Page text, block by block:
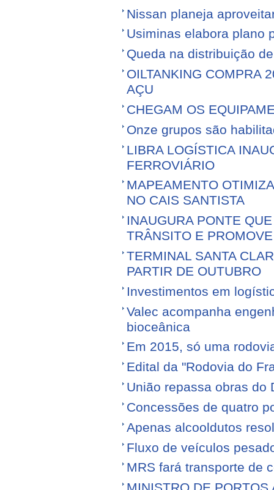
Nissan planeja
Usiminas elabora plano
Queda na distribuição
OILTANKING COMPRA
AÇU
CHEGAM OS
Onze grupos são
LIBRA LOGÍSTICA
FERROVIÁRIO
MAPEAMENTO
NO CAIS SANTISTA
INAUGURA PONTE
TRÂNSITO E
TERMINAL SANTA
PARTIR DE OUTUBRO
Investimentos em
Valec acompanha
bioceânica
Em 2015, só uma
Edital da "Rodovia do
União repassa obras do
Concessões de quatro
Apenas alcooldutos
Fluxo de veículos
MRS fará transporte de